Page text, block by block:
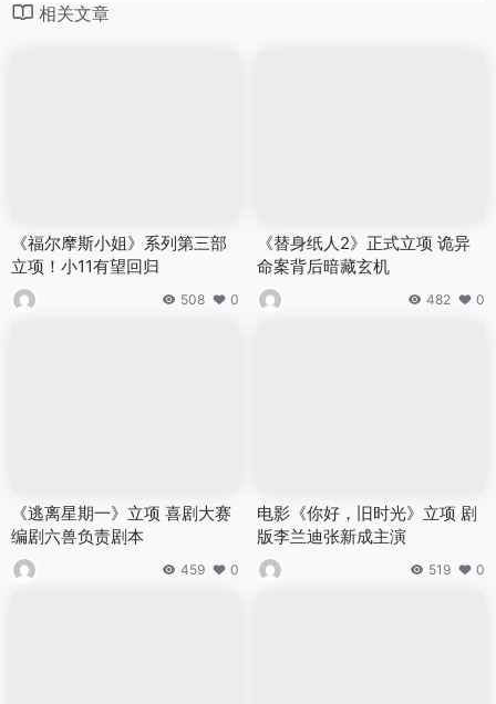
相关文章
《福尔摩斯小姐》系列第三部
立项！小11有望回归
508 0
《替身纸人2》正式立项 诡异
命案背后暗藏玄机
482 0
《逃离星期一》立项 喜剧大赛
编剧六兽负责剧本
459 0
电影《你好，旧时光》立项 剧
版李兰迪张新成主演
519 0